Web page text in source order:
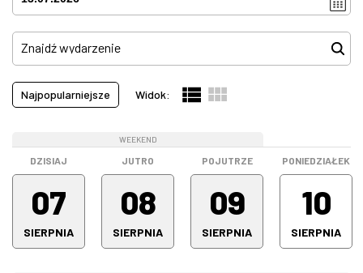
ZDJĘCIA
W WARSZAWIE
(0)
Pokazy filmowe
(0)
Spektakle
Stand-up
(101)
Wystawa
(0)
Wszystkie kategorie
Najpopularniejsze Widok:
DZISIAJ
07
SIERPNIA
WEEKEND
JUTRO
08
SIERPNIA
POJUTRZE
09
SIERPNIA
PONIEDZIAŁEK
10
SIERPNIA